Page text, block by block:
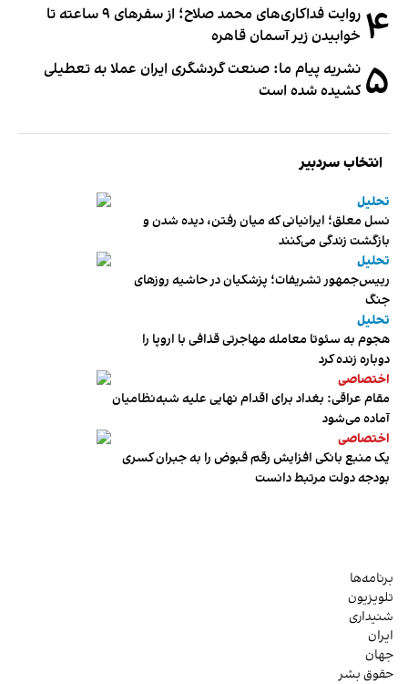
۴
روایت فداکاری‌های محمد صلاح؛ از سفرهای ۹ ساعته تا
خوابیدن زیر آسمان قاهره
۵ نشریه پیام ما: صنعت گردشگری ایران عملا به تعطیلی
کشیده شده است
انتخاب سردبیر
تحلیل
نسل معلق؛ ایرانیانی که میان رفتن، دیده شدن و
بازگشت زندگی می‌کنند
تحلیل
رییس‌جمهور تشریفات؛ پزشکیان در حاشیه روزهای
جنگ
تحلیل
هجوم به سئوتا معامله مهاجرتی قذافی با اروپا را
دوباره زنده کرد
اختصاصی
مقام عراقی: بغداد برای اقدام نهایی علیه شبه‌نظامیان
آماده می‌شود
اختصاصی
یک منبع بانکی افزایش رقم قبوض را به جبران کسری
بودجه دولت مرتبط دانست
برنامه‌ها
تلویزیون
شنیداری
ایران
جهان
حقوق بشر